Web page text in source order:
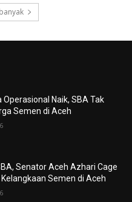
Operasional Naik, SBA Tak
Semen di Aceh
Senator Aceh Azhari Cage
Kelangkaan Semen di Aceh